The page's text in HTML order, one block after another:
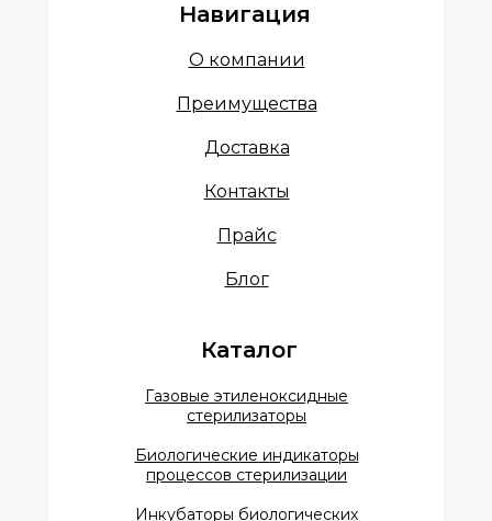
О компании
Преимущества
Доставка
Контакты
Прайс
Блог
Навигация
Каталог
Газовые этиленоксидные
стерилизаторы
Биологические индикаторы
процессов стерилизации
Инкубаторы биологических